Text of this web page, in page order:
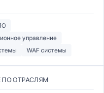
управление
WAF системы
ПО ОТРАСЛЯМ